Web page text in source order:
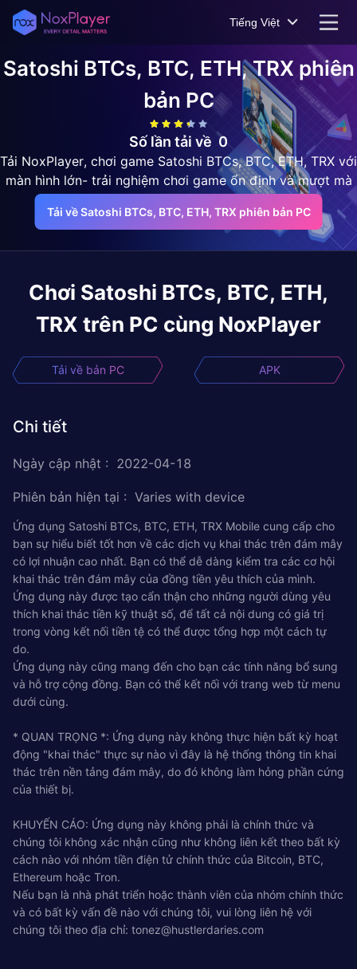
Tiếng Việt
Satoshi BTCs, BTC, ETH, TRX phiên
bản PC
Số lần tải về 0
Tải NoxPlayer, chơi game Satoshi BTCs, BTC, ETH, TRX với
màn hình lớn- trải nghiệm chơi game ổn định và mượt mà
Tải về Satoshi BTCs, BTC, ETH, TRX phiên bản PC
Chơi Satoshi BTCs, BTC, ETH,
TRX trên PC cùng NoxPlayer
Tải về bản PC APK
Chi tiết
Ngày cập nhật : 2022-04-18
Phiên bản hiện tại : Varies with device
Ứng dụng Satoshi BTCs, BTC, ETH, TRX Mobile cung cấp cho
bạn sự hiểu biết tốt hơn về các dịch vụ khai thác trên đám mây
có lợi nhuận cao nhất. Bạn có thể dễ dàng kiểm tra các cơ hội
khai thác trên đám mây của đồng tiền yêu thích của mình.
Ứng dụng này được tạo cẩn thận cho những người dùng yêu
thích khai thác tiền kỹ thuật số, để tất cả nội dung có giá trị
trong vòng kết nối tiền tệ có thể được tổng hợp một cách tự
do.
Ứng dụng này cũng mang đến cho bạn các tính năng bổ sung
và hỗ trợ cộng đồng. Bạn có thể kết nối với trang web từ menu
dưới cùng.
* QUAN TRỌNG *: Ứng dụng này không thực hiện bất kỳ hoạt
động "khai thác" thực sự nào vì đây là hệ thống thông tin khai
thác trên nền tảng đám mây, do đó không làm hỏng phần cứng
của thiết bị.
KHUYẾN CÁO: Ứng dụng này không phải là chính thức và
chúng tôi không xác nhận cũng như không liên kết theo bất kỳ
cách nào với nhóm tiền điện tử chính thức của Bitcoin, BTC,
Ethereum hoặc Tron.
Nếu bạn là nhà phát triển hoặc thành viên của nhóm chính thức
và có bất kỳ vấn đề nào với chúng tôi, vui lòng liên hệ với
chúng tôi theo địa chỉ: tonez@hustlerdaries.com